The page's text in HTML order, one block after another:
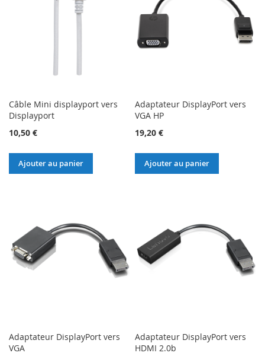
Câble Mini displayport vers
Displayport
10,50 €
Ajouter au panier
Adaptateur DisplayPort vers
VGA HP
19,20 €
Ajouter au panier
Adaptateur DisplayPort vers
VGA
Adaptateur DisplayPort vers
HDMI 2.0b